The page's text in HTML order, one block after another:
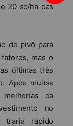
20 sc/ha das
de pivô para
mas o
últimas três
Após muitas
da
no
traria rápido